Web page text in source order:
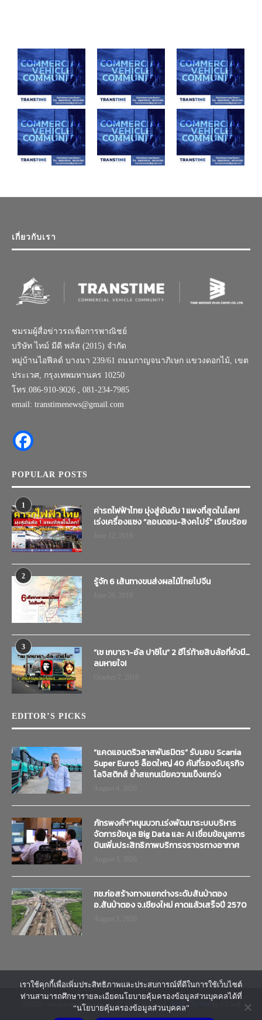
เกี่ยวกับเรา
ชมรมผู้สื่อข่าวรถเพื่อการพาณิชย์
บริษัท ไทม์ มีดี พลัส (2015) จำกัด
หมู่บ้านไอฟีลด์ บางนา 239/61 ถนนกาญจนาภิเษก แขวงดอกไม้, เขต
ประเวศ, กรุงเทพมหานคร 10250
โทร.086-910-9026 , 081-234-7985
email: transtimenews@gmail.com
POPULAR POSTS
1
ค่ารถไฟฟ้าไทย มุ่งสู่อันดับ 1 แพงที่สุดในโลก!
เร่งเครื่องแซง “ลอนดอน-สิงคโปร์” เรียบร้อย
2 รู้จัก 6 เส้นทางขนส่งผลไม้ไทยไปจีน
3
“เช เกบารา-อัล ปาชิโน” 2 ฮีโร่ท้ายสิบล้อที่ยังมี…
ลมหายใจ!
EDITOR’S PICKS
“แคดแอนดริวลาสพันธมิตร” รับมอบ Scania
Super Euro5 ล็อตใหญ่ 40 คันที่รองรับธุรกิจ
โลจิสติกส์ ย้ำสแกนเนียความแข็งแกร่ง
ภัทรพงศ์ฯ”หนุนบวท.เร่งพัฒนาระบบบริหาร
จัดการข้อมูล Big Data และ AI เชื่อมข้อมูลการ
บินเพิ่มประสิทธิภาพบริการจราจรทางอากาศ
ทช.ก่อสร้างทางแยกต่างระดับสันป่าตอง
อ.สันป่าตอง จ.เชียงใหม่ คาดแล้วเสร็จปี 2570
@2018 - www.transtimenews.co. All Right Reserved. รับทำเว็บไซต์
เราใช้คุกกี้เพื่อเพิ่มประสิทธิภาพและประสบการณ์ที่ดีในการใช้เว็บไซต์
ท่านสามารถศึกษารายละเอียดนโยบายคุ้มครองข้อมูลส่วนบุคคลได้ที่
“นโยบายคุ้มครองข้อมูลส่วนบุคคล”